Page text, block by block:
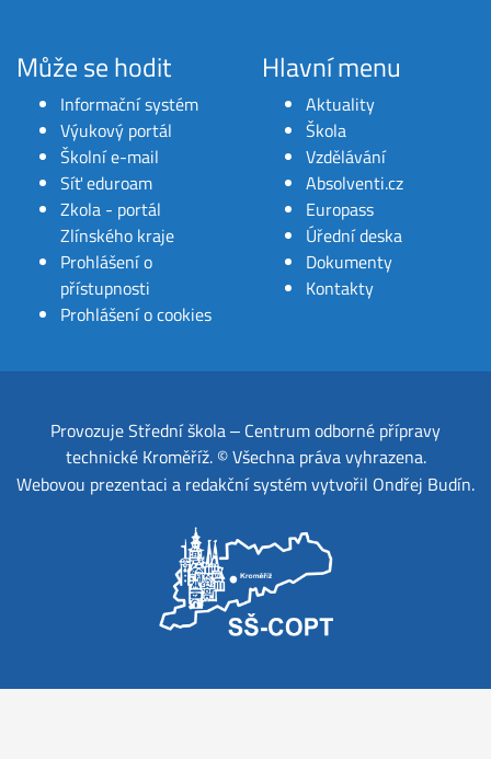
Může se hodit
Informační systém
Výukový portál
Školní e-mail
Síť eduroam
Zkola - portál
Zlínského kraje
Prohlášení o
přístupnosti
Prohlášení o cookies
Hlavní menu
Aktuality
Škola
Vzdělávání
Absolventi.cz
Europass
Úřední deska
Dokumenty
Kontakty
ProvozujeStřední škola ‒ Centrum odborné přípravy
technické Kroměříž. © Všechna práva vyhrazena.
Webovou prezentaci a redakční systémvytvořil Ondřej Budín.